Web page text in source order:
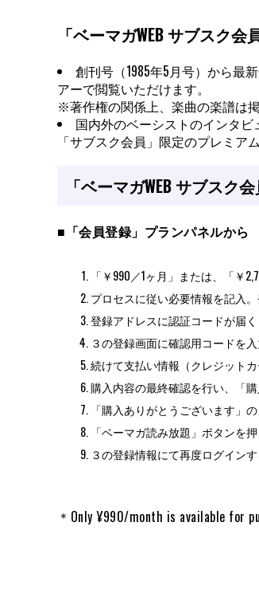
「ベーマガWEB サブスク会
創刊号（1985年5月号）から最
アーで閲覧いただけます。
※著作権の関係上、楽曲の楽譜は
国内外のベーシストのインタビ
「サブスク会員」限定のプレミア
「ベーマガWEB サブスク
■「会員登録」プランパネルから
「￥990／1ヶ月」または、「￥
プロセスに従い必要情報を記入
登録アドレスに認証コードが届く
３の登録画面に確認用コードを入
続けて支払い情報（クレジット
購入内容の最終確認を行い、「
「購入ありがとうございます」
「ベーマガ読み放題」ボタンを
３の登録情報にて再度ログイン
＊Only ¥990/month is available for